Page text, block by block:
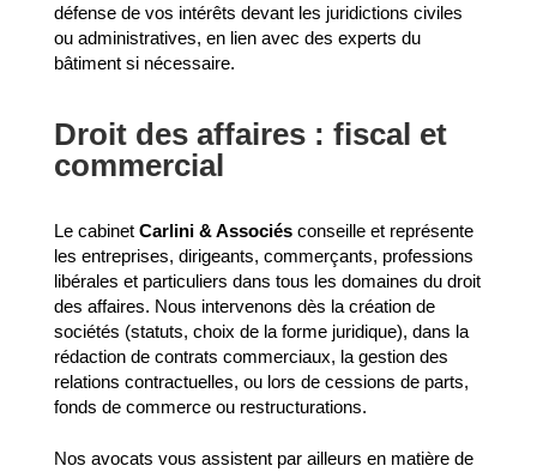
défense de vos intérêts devant les juridictions civiles
ou administratives, en lien avec des experts du
bâtiment si nécessaire.
Droit des affaires : fiscal et
commercial
Le cabinet Carlini & Associésconseille et représente
les entreprises, dirigeants, commerçants, professions
libérales et particuliers dans tous les domaines du droit
des affaires. Nous intervenons dès la création de
sociétés (statuts, choix de la forme juridique), dans la
rédaction de contrats commerciaux, la gestion des
relations contractuelles, ou lors de cessions de parts,
fonds de commerce ou restructurations.
Nos avocats vous assistent par ailleurs en matière de